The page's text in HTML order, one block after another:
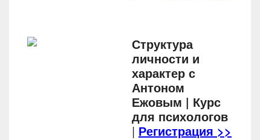
Структура
личности и
характер с
Антоном
Ежовым | Курс
для психологов
| Регистрация >>